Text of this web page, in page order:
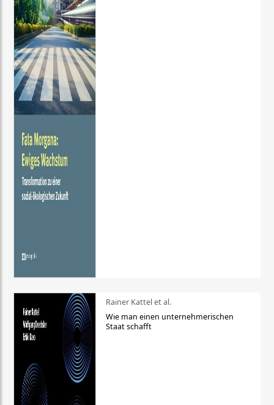
Rainer Kattel et al.
Wie man einen unternehmerischen
Staat schafft